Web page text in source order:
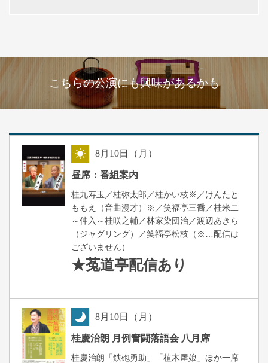
こちらの公演にも興味があるかも
8月 10日（月）
昼席：番組案内
桂九寿玉／桂弥太郎／桂かい枝※／けんたと
ももえ（音曲漫才）※／笑福亭三喬／桂米二
～仲入～桂咲之輔／林家染団治／渡辺あきら
（ジャグリング）／笑福亭松枝（※…配信は
ございません）
★菟道亭配信あり
8月 10日（月）
桂慶治朗 月例奮闘落語会 八月席
桂慶治朗「鉄砲勇助」「植木屋娘」ほか一席